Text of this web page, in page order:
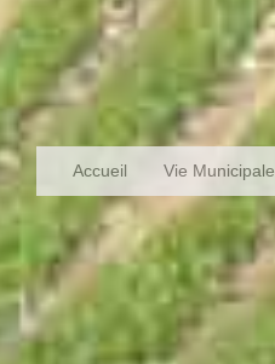
Accueil Vie Municipale